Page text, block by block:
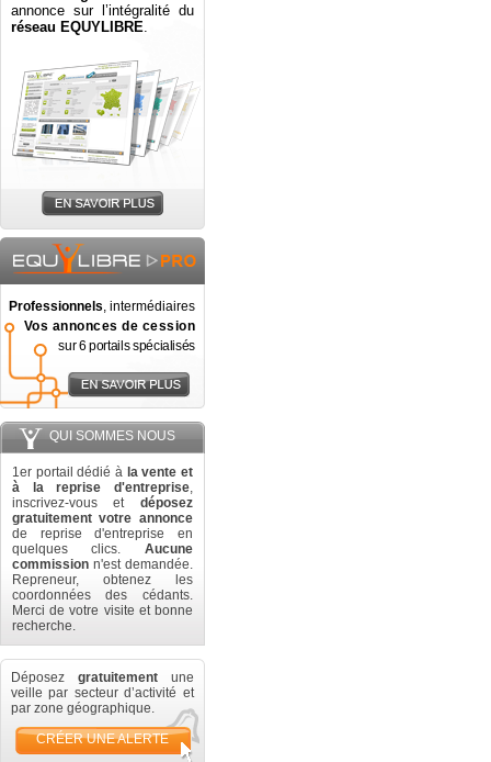
annonce sur l’intégralité du
réseau EQUYLIBRE.
Professionnels, intermédiaires
Vos annonces de cession
sur 6 portails spécialisés
QUI SOMMES NOUS
1er portail dédié à la vente et
à la reprise d'entreprise,
inscrivez-vous et déposez
gratuitement votre annonce
de reprise d'entreprise en
quelques clics. Aucune
commission n'est demandée.
Repreneur, obtenez les
coordonnées des cédants.
Merci de votre visite et bonne
recherche.
Déposez gratuitement une
veille par secteur d’activité et
par zone géographique.
CRÉER UNE ALERTE